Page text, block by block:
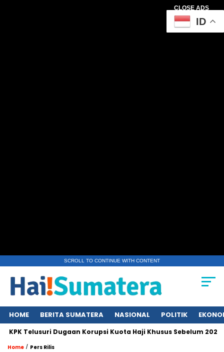
CLOSE ADS
SCROLL TO CONTINUE WITH CONTENT
HOME BERITA SUMATERA NASIONAL POLITIK
Telusuri Dugaan Korupsi Kuota Haji Khusus Sebelum 2024
Home / Pers Rilis
ID